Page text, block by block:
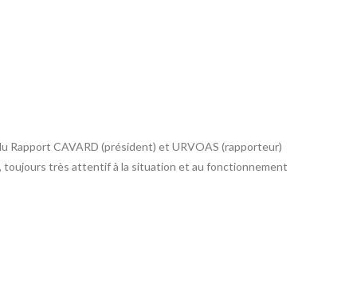
Rapport CAVARD (président) et URVOAS (rapporteur)
toujours très attentif à la situation et au fonctionnement